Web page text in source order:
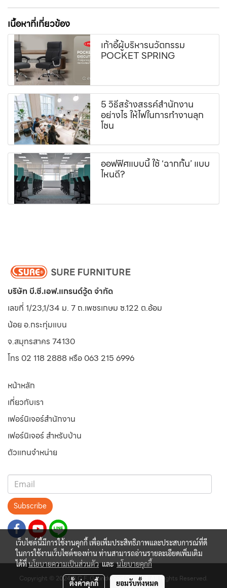
เนื้อหาที่เกี่ยวข้อง
เก้าอี้ผู้บริหารนวัตกรรม
POCKET SPRING
5 วิธีสร้างสรรค์สำนักงาน
อย่างไร ให้ไฟในการทำงานลุก
โชน
ออฟฟิศแบบนี้ ใช้ ‘ฉากกั้น’ แบบ
ไหนดี?
บริษัท บี.ซี.เอฟ.แกรนด์วู้ด จำกัด
เลขที่ 1/23,1/34 ม. 7 ถ.เพชรเกษม ซ.122 ต.อ้อม
น้อย อ.กระทุ่มแบน
จ.สมุทรสาคร 74130
โทร 02 118 2888 หรือ 063 215 6996
หน้าหลัก
เกี่ยวกับเรา
เฟอร์นิเจอร์สำนักงาน
เฟอร์นิเจอร์ สำหรับบ้าน
ตัวแทนจำหน่าย
Subscribe
Copyright © 2024 B.C.F. Grandwood Co., Ltd. All Rights Reserved.
เว็บไซต์นี้มีการใช้งานคุกกี้ เพื่อเพิ่มประสิทธิภาพและประสบการณ์ที่ดี
ในการใช้งานเว็บไซต์ของท่าน ท่านสามารถอ่านรายละเอียดเพิ่มเติม
ได้ที่นโยบายความเป็นส่วนตัวและนโยบายคุกกี้
ตั้งค่าคุกกี้ ยอมรับทั้งหมด